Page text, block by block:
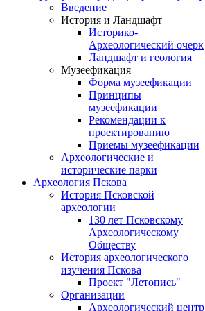
Введение
История и Ландшафт
Историко-
Археологический очерк
Ландшафт и геология
Музеефикация
Форма музеефикации
Принципы
музеефикации
Рекомендации к
проектированию
Приемы музеефикации
Археологические и
исторические парки
Археология Пскова
История Псковской
археологии
130 лет Псковскому
Археологическому
Обществу
История археологического
изучения Пскова
Проект "Летопись"
Организации
Археологический центр